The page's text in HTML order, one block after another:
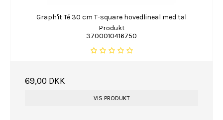
Graph'it Té 30 cm T-square hovedlineal med tal
Produkt
3700010416750
69,00 DKK
VIS PRODUKT